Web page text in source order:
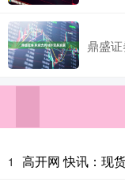
鼎盛
1 高开网 快讯：现